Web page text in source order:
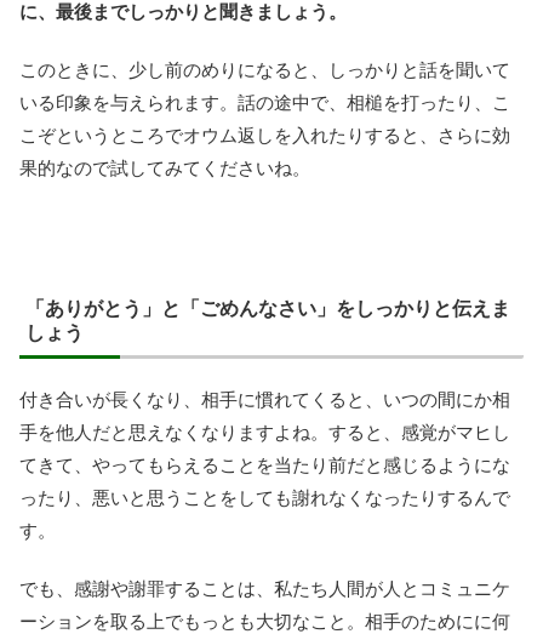
に、最後までしっかりと聞きましょう。
このときに、少し前のめりになると、しっかりと話を聞いて
いる印象を与えられます。話の途中で、相槌を打ったり、こ
こぞというところでオウム返しを入れたりすると、さらに効
果的なので試してみてくださいね。
「ありがとう」と「ごめんなさい」をしっかりと伝えま
しょう
付き合いが長くなり、相手に慣れてくると、いつの間にか相
手を他人だと思えなくなりますよね。すると、感覚がマヒし
てきて、やってもらえることを当たり前だと感じるようにな
ったり、悪いと思うことをしても謝れなくなったりするんで
す。
でも、感謝や謝罪することは、私たち人間が人とコミュニケ
ーションを取る上でもっとも大切なこと。相手のためにに何